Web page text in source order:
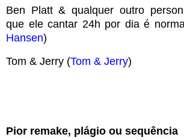
Ben Platt & qualquer outro
que ele cantar 24h por dia é
Hansen)
Tom & Jerry (Tom & Jerry)
Pior remake, plágio ou sequência